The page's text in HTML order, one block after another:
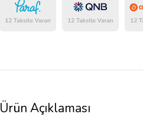
Ürün Açıklaması